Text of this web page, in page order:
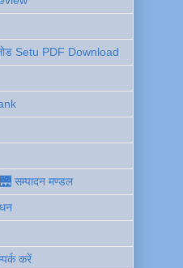
Setu PDF Download
सम्पादन मण्डल
करें